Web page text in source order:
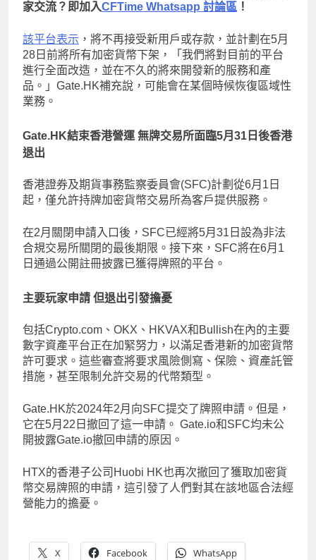
家交流？即加入CFTime Whatsapp 討論區 ！
該平台表示 ，將不再接受新用戶或存款，並計劃在5月
28日前將所有加密貨幣下架，「我們將對目前的平台
進行全面改造，並在不久的將來開發新的服務和產
品。」Gate.HK補充說，可能會在某個時候恢復區域性
業務。
Gate.HK結束香港營運 無牌交易所面臨5月31日後香港
退出
香港證券及期貨事務監察委員會(SFC)計劃從6月1日
起，僅允許持牌加密貨幣交易所為客戶提供服務。
在2月關閉申請入口後，SFC已經將5月31日設為非法
合規交易所關閉的最後期限。接下來，SFC將在6月1
日通過公開註冊披露已獲得牌照的平台。
主要玩家申請 但退出引發擔憂
包括Crypto.com、OKX、HKVAX和Bullish在內的主要
數字資產平台正在加緊努力，以滿足香港新的加密貨幣
許可要求。這些審查將要求風險側寫、保險、資產託管
措施，甚至限制允許交易的代幣類型。
Gate.HK於2024年2月向SFC提交了牌照申請。但是，
它在5月22日撤回了這一申請。 Gate.io和SFC均未公
開披露Gate.io撤回申請的原因。
HTX的香港子公司Huobi HK也再次撤回了獲取加密貨
幣交易牌照的申請，這引發了人們對其在該地區合法經
營能力的擔憂。
X Facebook WhatsApp